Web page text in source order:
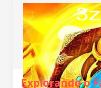
Explorando o